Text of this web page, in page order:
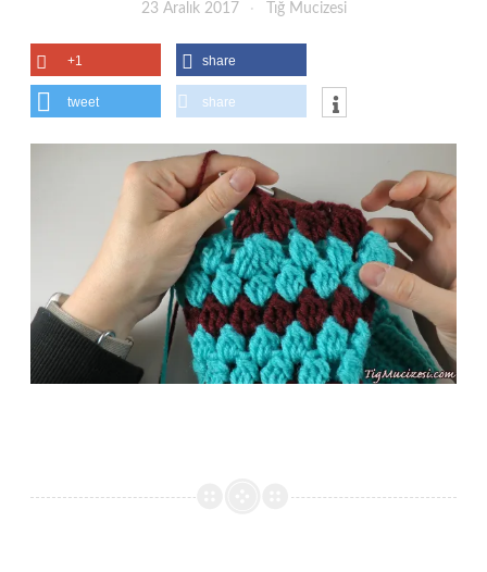
23 Aralık 2017 Tığ Mucizesi
+1 share
tweet share